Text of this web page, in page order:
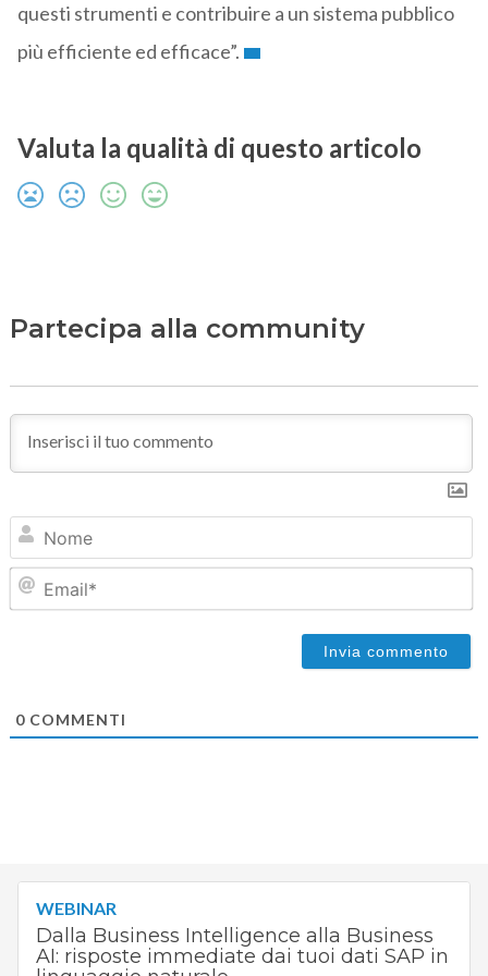
questi strumenti e contribuire a un sistema pubblico
più efficiente ed efficace”.
Valuta la qualità di questo articolo
Partecipa alla community
0COMMENTI
WEBINAR
Dalla Business Intelligence alla Business
AI: risposte immediate dai tuoi dati SAP in